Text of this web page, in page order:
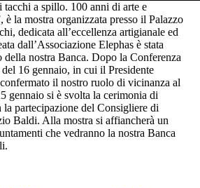
a spillo. 100 anni di arte e
è la mostra organizzata presso il Palazzo
dedicata all’eccellenza artigianale ed
dall’Associazione Elephas è stata
della nostra Banca. Dopo la Conferenza
16 gennaio, in cui il Presidente
il nostro ruolo di vicinanza al
gennaio si è svolta la cerimonia di
partecipazione del Consigliere di
Baldi. Alla mostra si affiancherà un
che vedranno la nostra Banca